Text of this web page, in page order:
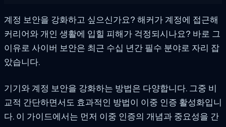
계정 보안을 강화하고 싶으신가요? 해커가 계정에 접근해
커리어와 개인 생활에 입힐 피해가 걱정되시나요? 바로 그
이유로 사이버 보안은 최근 수십 년간 필수 분야로 자리 잡
았습니다.
기기와 계정 보안을 강화하는 방법은 다양합니다. 그중 비
교적 간단하면서도 효과적인 방법이 이중 인증 활성화입니
다. 이 가이드에서는 먼저 이중 인증의 개념과 중요성을 간